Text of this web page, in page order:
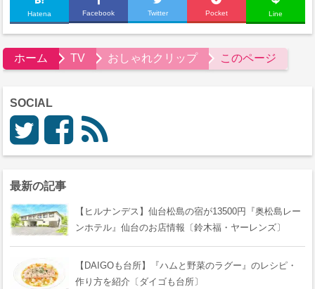
Hatena Facebook Twitter Pocket Line
ホーム TV おしゃれクリップ このページ
SOCIAL
最新の記事
【ヒルナンデス】仙台松島の宿が13500円『奥松島レー
ンホテル』仙台のお店情報〔鈴木福・ヤーレンズ〕
【DAIGOも台所】『ハムと野菜のラグー』のレシピ・
作り方を紹介〔ダイゴも台所〕